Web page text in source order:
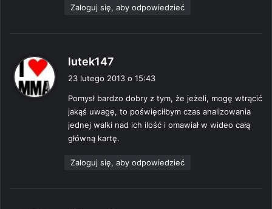
Zaloguj się, aby odpowiedzieć
lutek147
z
e
:
23 lutego 2013 o 15:43
Pomysł bardzo dobry z tym, że jeżeli, mogę wtrącić
jakąś uwagę, to poświęciłbym czas analizowania
jednej walki nad ich ilość i omawiał w wideo całą
główną kartę.
Zaloguj się, aby odpowiedzieć